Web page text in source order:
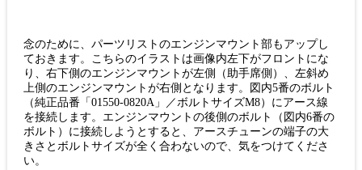
念のために、パーツリストのエンジンマウント部もアップし
ておきます。こちらのイラストは画像内左下がフロントにな
り、右下側のエンジンマウントが左側（助手席側）、左斜め
上側のエンジンマウントが右側となります。図内5番のボルト
（純正品番「01550-0820A」／ボルトサイズM8）にアース線
を接続します。エンジンマウントの後側のボルト（図内6番の
ボルト）に接続しようとすると、アースチューンの端子の大
きさとボルトサイズが全く合わないので、気をつけてくださ
い。